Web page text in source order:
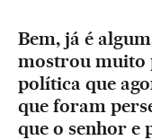
Bem, já é
mostrou muito
política que
que foram
que o senhor e